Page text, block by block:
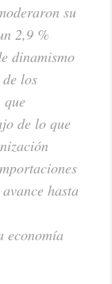
su
2,9 %
dinamismo
los
que
de lo que
hasta
economía